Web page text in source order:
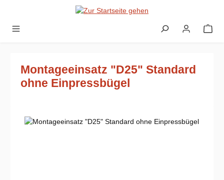
Zum Hauptinhalt springen
Montageeinsatz "D25" Standard
ohne Einpressbügel
Bildergalerie überspringen